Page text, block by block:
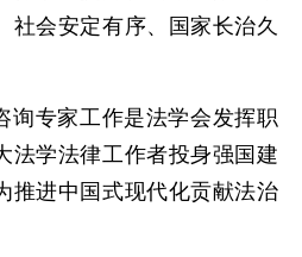
社会安定有序、国家长治久
询专家工作是法学会发挥职
法学法律工作者投身强国建
推进中国式现代化贡献法治